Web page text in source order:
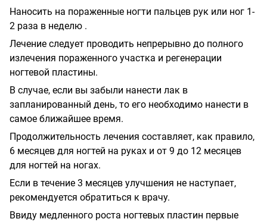
Наносить на пораженные ногти пальцев рук или ног 1-
2 раза в неделю .
Лечение следует проводить непрерывно до полного
излечения пораженного участка и регенерации
ногтевой пластины.
В случае, если вы забыли нанести лак в
запланированный день, то его необходимо нанести в
самое ближайшее время.
Продолжительность лечения составляет, как правило,
6 месяцев для ногтей на руках и от 9 до 12 месяцев
для ногтей на ногах.
Если в течение 3 месяцев улучшения не наступает,
рекомендуется обратиться к врачу.
Ввиду медленного роста ногтевых пластин первые